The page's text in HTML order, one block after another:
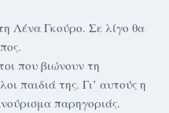
Λένα Γκούρο. Σε λίγο θα
που βιώνουν τη
παιδιά της. Γι’ αυτούς η
παρηγοριάς.